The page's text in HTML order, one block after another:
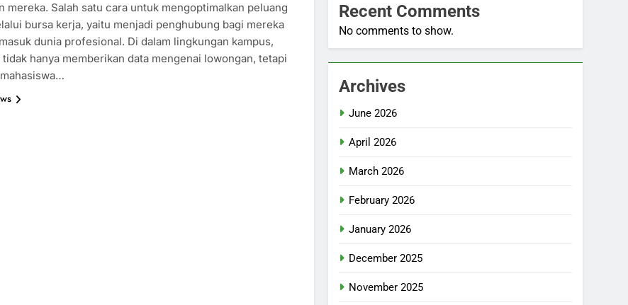
mereka. Salah satu cara untuk mengoptimalkan peluang
bursa kerja, yaitu menjadi penghubung bagi mereka
dunia profesional. Di dalam lingkungan kampus,
hanya memberikan data mengenai lowongan, tetapi
Recent Comments
No comments to show.
Archives
June 2026
April 2026
March 2026
February 2026
January 2026
December 2025
November 2025